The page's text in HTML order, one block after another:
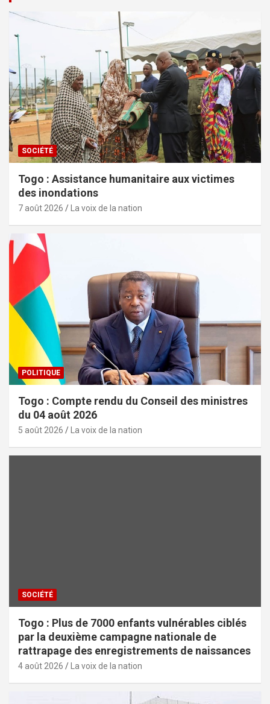
SOCIÉTÉ
Togo : Assistance humanitaire aux victimes
des inondations
7 août 2026 La voix de la nation
POLITIQUE
Togo : Compte rendu du Conseil des ministres
du 04 août 2026
5 août 2026 La voix de la nation
SOCIÉTÉ
Togo : Plus de 7000 enfants vulnérables ciblés
par la deuxième campagne nationale de
rattrapage des enregistrements de naissances
4 août 2026 La voix de la nation